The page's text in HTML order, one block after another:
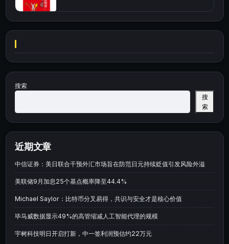
搜索
搜
索
近期文章
中信证券：美日联合干预外汇市场旨在防范日元持续贬值引发风险外溢
美联储9月加息25个基点概率降至44.4%
Michael Saylor：比特币分叉易得，共识与安全才是核心价值
毕马威数据显示49%的高管缩减人工智能代理的规模
宇树科技明日开启打新，中一签利润预估约22万元